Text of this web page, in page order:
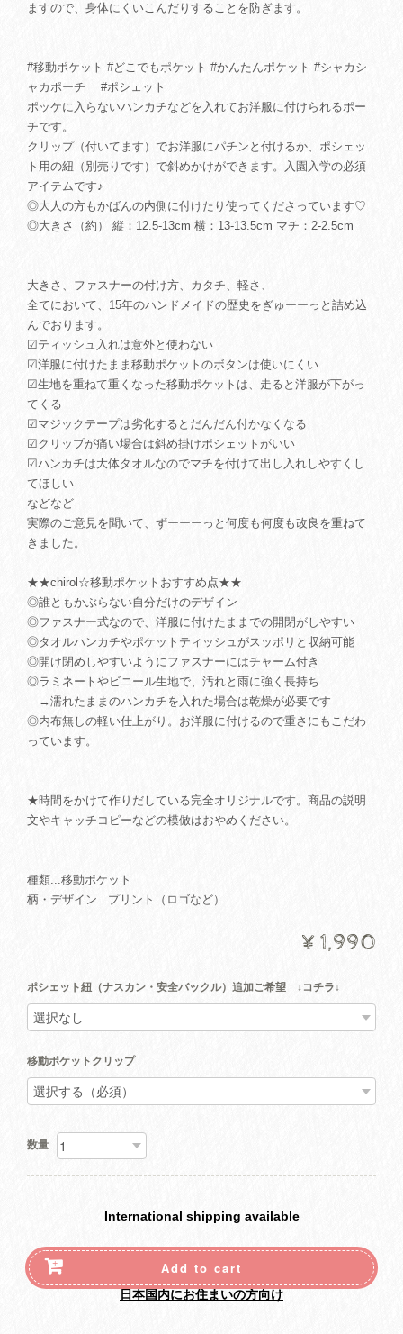
ますので、身体にくいこんだりすることを防ぎます。
#移動ポケット #どこでもポケット #かんたんポケット #シャカシ
ャカポーチ #ポシェット
ポッケに入らないハンカチなどを入れてお洋服に付けられるポー
チです。
クリップ（付いてます）でお洋服にパチンと付けるか、ポシェッ
ト用の紐（別売りです）で斜めかけができます。入園入学の必須
アイテムです♪
◎大人の方もかばんの内側に付けたり使ってくださっています♡
◎大きさ（約） 縦：12.5-13cm 横：13-13.5cm マチ：2-2.5cm
大きさ、ファスナーの付け方、カタチ、軽さ、
全てにおいて、15年のハンドメイドの歴史をぎゅーーっと詰め込
んでおります。
☑ティッシュ入れは意外と使わない
☑洋服に付けたまま移動ポケットのボタンは使いにくい
☑生地を重ねて重くなった移動ポケットは、走ると洋服が下がっ
てくる
☑マジックテープは劣化するとだんだん付かなくなる
☑クリップが痛い場合は斜め掛けポシェットがいい
☑ハンカチは大体タオルなのでマチを付けて出し入れしやすくし
てほしい
などなど
実際のご意見を聞いて、ずーーーっと何度も何度も改良を重ねて
きました。
★★chirol☆移動ポケットおすすめ点★★
◎誰ともかぶらない自分だけのデザイン
◎ファスナー式なので、洋服に付けたままでの開閉がしやすい
◎タオルハンカチやポケットティッシュがスッポリと収納可能
◎開け閉めしやすいようにファスナーにはチャーム付き
◎ラミネートやビニール生地で、汚れと雨に強く長持ち
→濡れたままのハンカチを入れた場合は乾燥が必要です
◎内布無しの軽い仕上がり。お洋服に付けるので重さにもこだわ
っています。
★時間をかけて作りだしている完全オリジナルです。商品の説明
文やキャッチコピーなどの模倣はおやめください。
種類...移動ポケット
柄・デザイン...プリント（ロゴなど）
¥1,990
ポシェット紐（ナスカン・安全バックル）追加ご希望 ↓コチラ↓
移動ポケットクリップ
数量
International shipping available
Add to cart
日本国内にお住まいの方向け